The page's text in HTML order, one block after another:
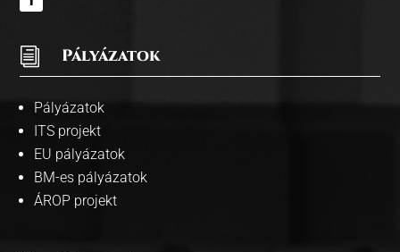
i Pályázatok
Pályázatok
ITS projekt
EU pályázatok
BM-es pályázatok
ÁROP projekt